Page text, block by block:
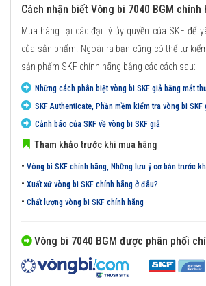
Cách nhận biết Vòng bi 7040 BGM chính
Mua hàng tại các đại lý ủy quyền của SKF để
của sản phẩm. Ngoài ra bạn cũng có thể tự
sản phẩm SKF chính hãng bằng các cách sau:
Những cách phân biệt vòng bi SKF giả bằng mắt
SKF Authenticate, Phần mềm kiểm tra vòng bi SKF
Cảnh báo của SKF về vòng bi SKF giả
Tham khảo trước khi mua hãng
• Vòng bi SKF chính hãng, Những lưu ý cơ bản trước
• Xuất xứ vòng bi SKF chính hãng ở đâu?
• Chất lượng vòng bi SKF chính hãng
Vòng bi 7040 BGM được phân phối